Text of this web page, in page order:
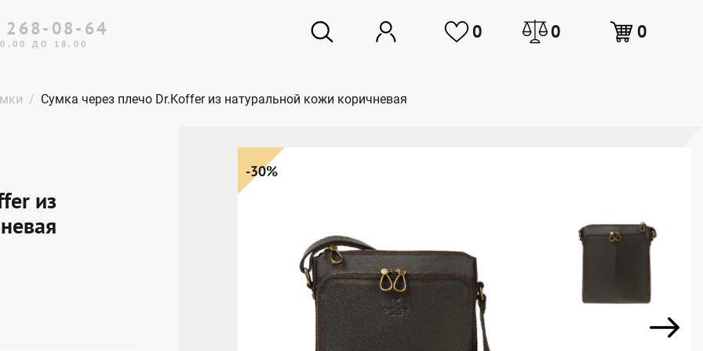
268-08-64
ДО 18.00
0 0 0
Портфели
Обложки для документов
Одежда и аксессуары
Сумка через плечо Dr.Koffer из натуральной кожи коричневая
-30%
из